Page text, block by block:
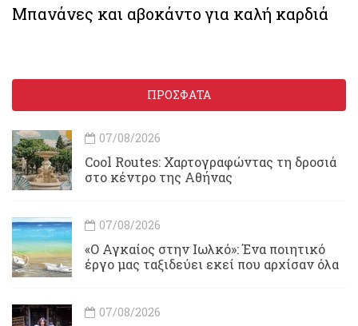
Μπανάνες και αβοκάντο για καλή καρδιά
ΠΡΟΣΦΑΤΑ
07/08/2026
Cool Routes: Χαρτογραφώντας τη δροσιά
στο κέντρο της Αθήνας
07/08/2026
«Ο Αγκαίος στην Ιωλκό»: Ένα ποιητικό
έργο μας ταξιδεύει εκεί που αρχίσαν όλα
07/08/2026